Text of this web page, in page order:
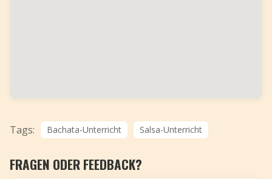
Tags: Bachata-Unterricht Salsa-Unterricht
FRAGEN ODER FEEDBACK?